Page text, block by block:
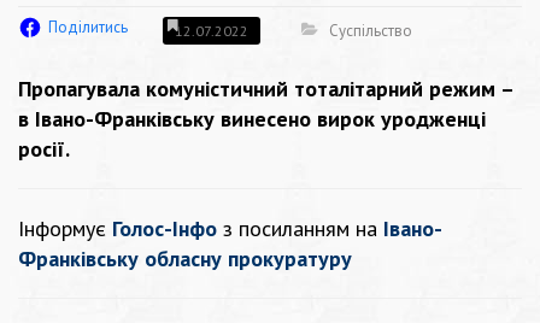
Поділитись 12.07.2022 Суспільство
Пропагувала комуністичний тоталітарний режим –
в Івано-Франківську винесено вирок уродженці
росії.
Інформує Голос-Інфо з посиланням на Івано-
Франківську обласну прокуратуру